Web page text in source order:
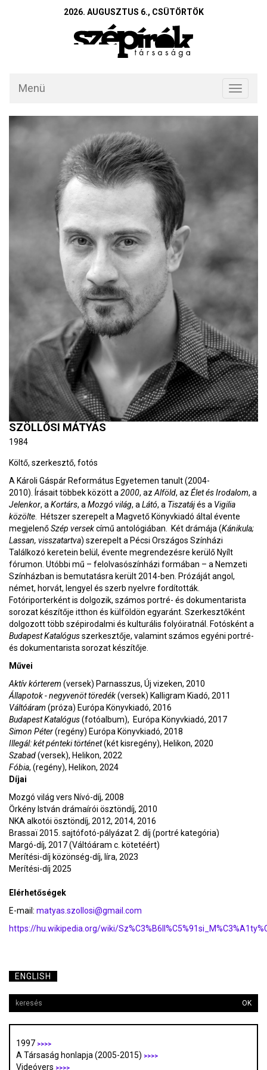
2026. AUGUSZTUS 6., CSÜTÖRTÖK
Toggle
Menü
SZÖLLŐSI MÁTYÁS
1984
Költő, szerkesztő, fotós
A Károli Gáspár Református Egyetemen tanult (2004-
2010). Írásait többek között a2000, azAlföld, az Élet és Irodalom, a
Jelenkor, aKortárs, aMozgó világ, aLátó, a Tiszatájés a Vigilia
közölte. Hétszer szerepelt a Magvető Könyvkiadó által évente
megjelenőSzép versekcímű antológiában. Két drámája (Kánikula;
Lassan, visszatartva) szerepelt a Pécsi Országos Színházi
Találkozó keretein belül, évente megrendezésre kerülő Nyílt
fórumon. Utóbbi mű – felolvasószínházi formában – a Nemzeti
Színházban is bemutatásra került 2014-ben. Prózáját angol,
német, horvát, lengyel és szerb nyelvre fordították.
Fotóriporterként is dolgozik, számos portré- és dokumentarista
sorozat készítője itthon és külföldön egyaránt. Szerkesztőként
dolgozott több szépirodalmi és kulturális folyóiratnál. Fotósként a
Budapest Katalógusszerkesztője, valamint számos egyéni portré-
és dokumentarista sorozat készítője.
Művei
Aktív kórterem (versek) Parnasszus, Új vizeken, 2010
Állapotok - negyvenöt töredék(versek) Kalligram Kiadó, 2011
Váltóáram (próza) Európa Könyvkiadó, 2016
Budapest Katalógus(fotóalbum), Európa Könyvkiadó, 2017
Simon Péter(regény) Európa Könyvkiadó, 2018
Illegál: két pénteki történet(két kisregény), Helikon, 2020
Szabad(versek), Helikon, 2022
Fóbia, (regény), Helikon, 2024
Díjai
Mozgó világ vers Nívó-díj, 2008
Örkény István drámaírói ösztöndíj, 2010
NKA alkotói ösztöndíj, 2012, 2014, 2016
Brassaï 2015. sajtófotó-pályázat 2. díj (portré kategória)
Margó-díj, 2017 (Váltóáram c. kötetéért)
Merítési-díj közönség-díj, líra, 2023
Merítési-díj 2025
Elérhetőségek
E-mail: matyas.szollosi@gmail.com
https://hu.wikipedia.org/wiki/
ENGLISH
OK
1997 >>>>
A Társaság honlapja (2005-2015) >>>>
Videóvers >>>>